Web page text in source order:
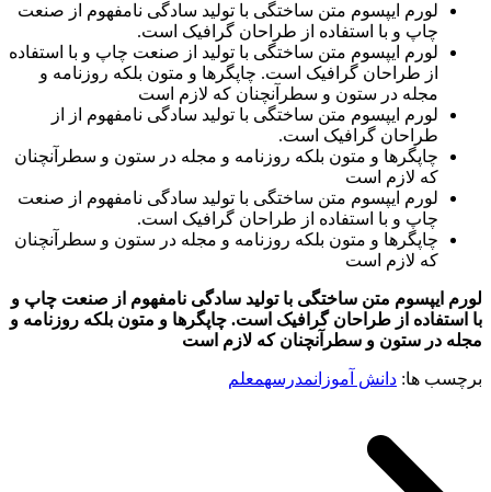
لورم ایپسوم متن ساختگی با تولید سادگی نامفهوم از صنعت
چاپ و با استفاده از طراحان گرافیک است.
لورم ایپسوم متن ساختگی با تولید از صنعت چاپ و با استفاده
از طراحان گرافیک است. چاپگرها و متون بلکه روزنامه و
مجله در ستون و سطرآنچنان که لازم است
لورم ایپسوم متن ساختگی با تولید سادگی نامفهوم از از
طراحان گرافیک است.
چاپگرها و متون بلکه روزنامه و مجله در ستون و سطرآنچنان
که لازم است
لورم ایپسوم متن ساختگی با تولید سادگی نامفهوم از صنعت
چاپ و با استفاده از طراحان گرافیک است.
چاپگرها و متون بلکه روزنامه و مجله در ستون و سطرآنچنان
که لازم است
لورم ایپسوم متن ساختگی با تولید سادگی نامفهوم از صنعت چاپ و
با استفاده از طراحان گرافیک است. چاپگرها و متون بلکه روزنامه و
مجله در ستون و سطرآنچنان که لازم است
برچسب ها: دانش آموزانمدرسهمعلم